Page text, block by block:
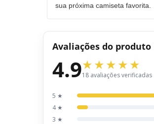
sua próxima camiseta favorita.
Avaliações do produto
4.918 avaliações verificadas
5 ★
4 ★
3 ★